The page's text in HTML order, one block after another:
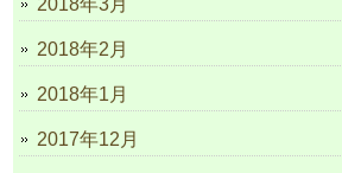
2018年3月
2018年2月
2018年1月
2017年12月